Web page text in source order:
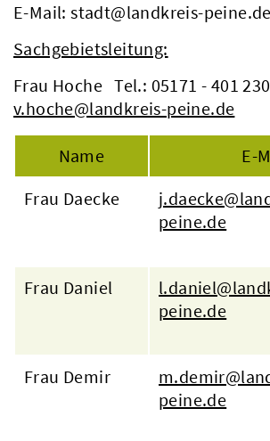
E-Mail: stadt@landkreis-peine.de
Sachgebietsleitung:
Frau Hoche Tel.: 05171 - 401
v.hoche@landkreis-peine.de
Name E-
Frau Daecke
peine.de
Frau Daniel
peine.de
Frau Demir
peine.de